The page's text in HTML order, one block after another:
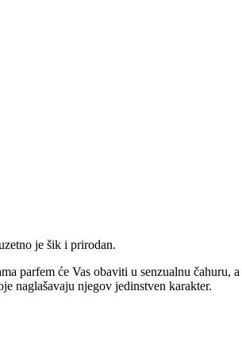
je šik i prirodan.
parfem će Vas obaviti u senzualnu čahuru,
naglašavaju njegov jedinstven karakter.